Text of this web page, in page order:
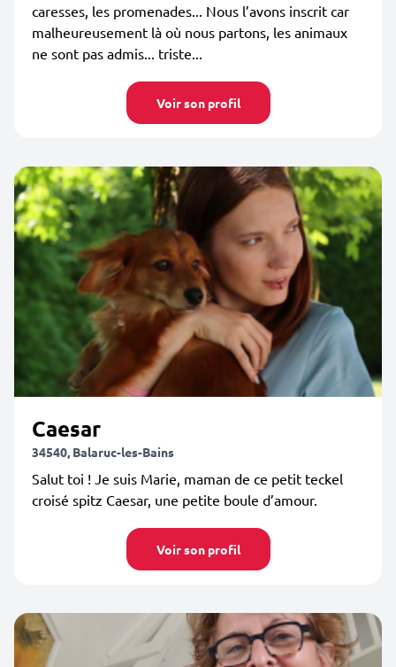
caresses, les promenades... Nous l’avons inscrit car
malheureusement là où nous partons, les animaux
ne sont pas admis... triste...
Voir son profil
Caesar
34540, Balaruc-les-Bains
Salut toi ! Je suis Marie, maman de ce petit teckel
croisé spitz Caesar, une petite boule d’amour.
Voir son profil